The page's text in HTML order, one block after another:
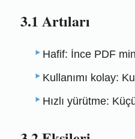
3.1 Artıları
Hafif: İnce PDF
Kullanımı kolay:
Hızlı yürütme: